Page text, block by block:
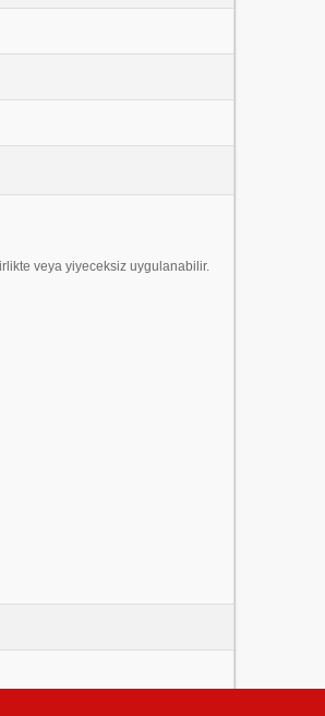
veya yiyeceksiz uygulanabilir.